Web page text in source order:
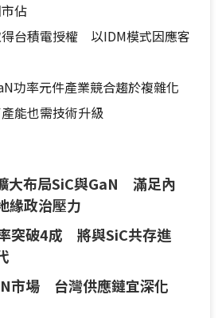
佔
台積電授權 以IDM模式因應客
功率元件產業競合趨於複雜化
能也需技術升級
大布局SiC與GaN 滿足內
緣政治壓力
突破4成 將與SiC共存進
市場 台灣供應鏈宜深化